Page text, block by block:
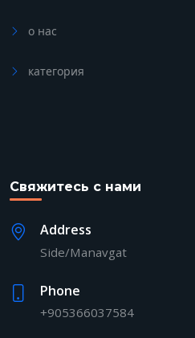
о нас
категория
Свяжитесь с нами
Address
Side/Manavgat
Phone
+905366037584